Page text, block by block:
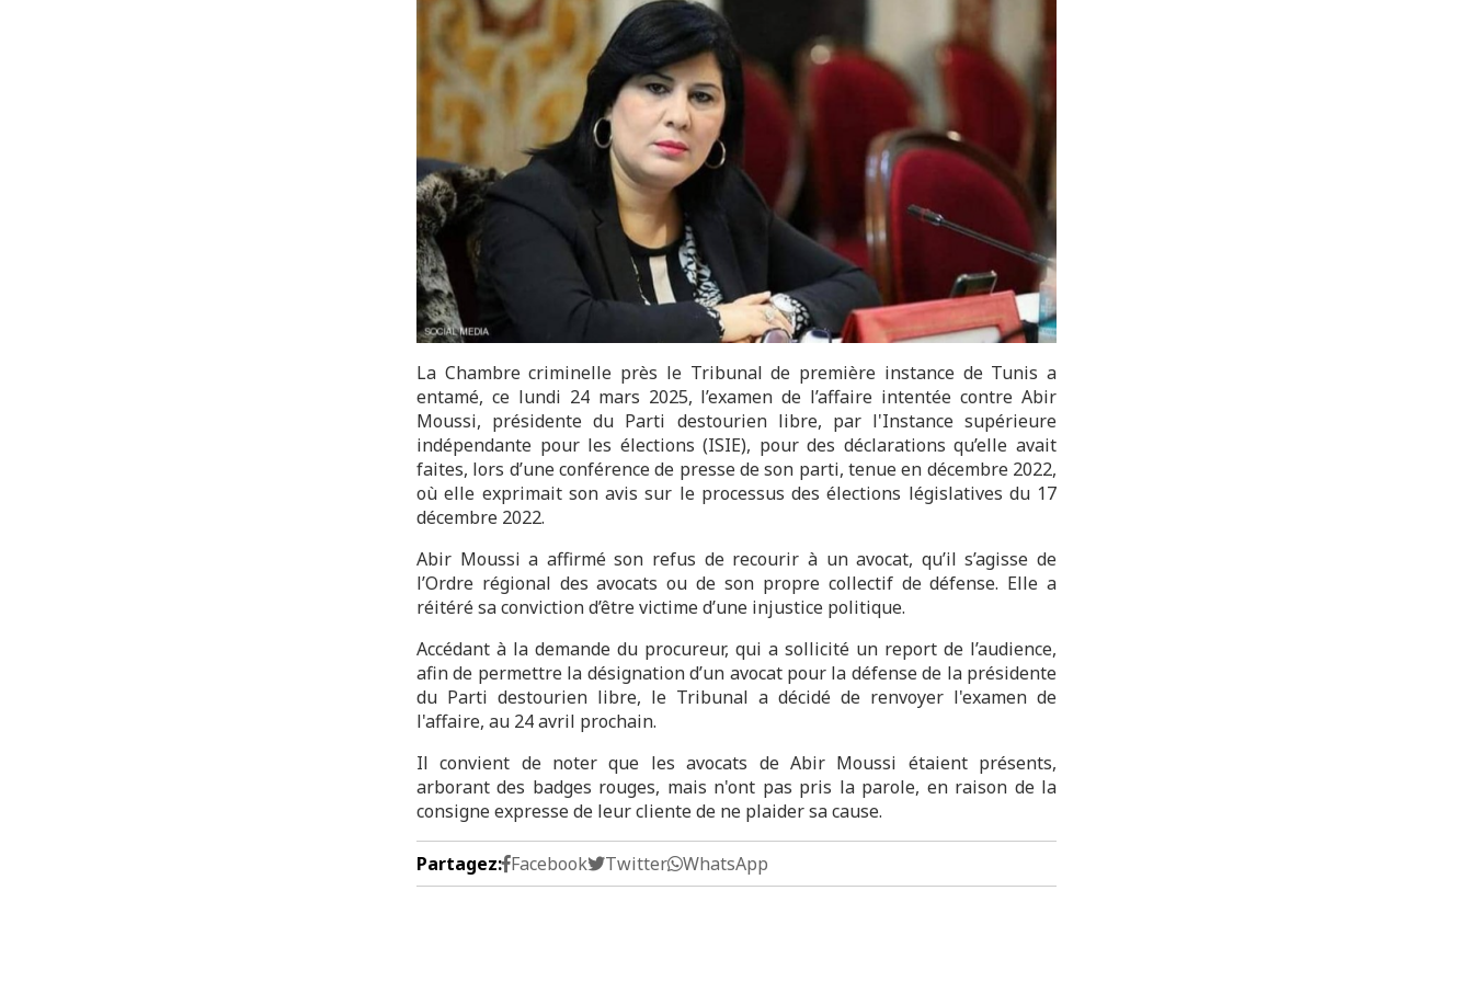
La Chambre criminelle près le Tribunal de première instance de Tunis a
entamé, ce lundi 24 mars 2025, l’examen de l’affaire intentée contre Abir
Moussi, présidente du Parti destourien libre, par l'Instance supérieure
indépendante pour les élections (ISIE), pour des déclarations qu’elle avait
faites, lors d’une conférence de presse de son parti, tenue en décembre 2022,
où elle exprimait son avis sur le processus des élections législatives du 17
décembre 2022.
Abir Moussi a affirmé son refus de recourir à un avocat, qu’il s’agisse de
l’Ordre régional des avocats ou de son propre collectif de défense. Elle a
réitéré sa conviction d’être victime d’une injustice politique.
Accédant à la demande du procureur, qui a sollicité un report de l’audience,
afin de permettre la désignation d’un avocat pour la défense de la présidente
du Parti destourien libre, le Tribunal a décidé de renvoyer l'examen de
l'affaire, au 24 avril prochain.
Il convient de noter que les avocats de Abir Moussi étaient présents,
arborant des badges rouges, mais n'ont pas pris la parole, en raison de la
consigne expresse de leur cliente de ne plaider sa cause.
Partagez: Facebook Twitter WhatsApp